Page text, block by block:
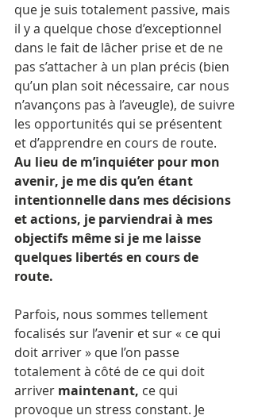
que je suis totalement passive, mais
il y a quelque chose d’exceptionnel
dans le fait de lâcher prise et de ne
pas s’attacher à un plan précis (bien
qu’un plan soit nécessaire, car nous
n’avançons pas à l’aveugle), de suivre
les opportunités qui se présentent
et d’apprendre en cours de route.
Au lieu de m’inquiéter pour mon
avenir, je me dis qu’en étant
intentionnelle dans mes décisions
et actions, je parviendrai à mes
objectifs même si je me laisse
quelques libertés en cours de
route.
Parfois, nous sommes tellement
focalisés sur l’avenir et sur « ce qui
doit arriver » que l’on passe
totalement à côté de ce qui doit
arriver maintenant, ce qui
provoque un stress constant. Je